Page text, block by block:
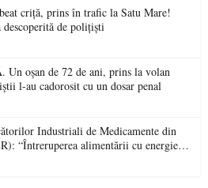
criță, prins în trafic la Satu Mare!
de polițiști
oșan de 72 de ani, prins la volan
l-au cadorosit cu un dosar penal
Industriali de Medicamente din
“Întreruperea alimentării cu energie
de medicamente va pune în pericol